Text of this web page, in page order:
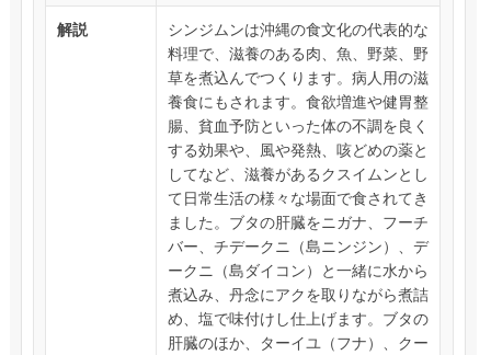
解説
シンジムンは沖縄の食文化の代表的な
料理で、滋養のある肉、魚、野菜、野
草を煮込んでつくります。病人用の滋
養食にもされます。食欲増進や健胃整
腸、貧血予防といった体の不調を良く
する効果や、風や発熱、咳どめの薬と
してなど、滋養があるクスイムンとし
て日常生活の様々な場面で食されてき
ました。ブタの肝臓をニガナ、フーチ
バー、チデークニ（島ニンジン）、デ
ークニ（島ダイコン）と一緒に水から
煮込み、丹念にアクを取りながら煮詰
め、塩で味付けし仕上げます。ブタの
肝臓のほか、ターイユ（フナ）、クー